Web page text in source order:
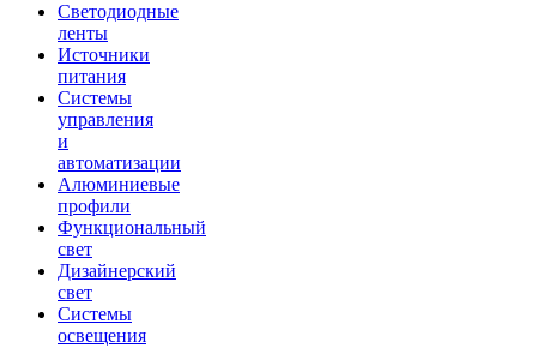
Светодиодные
ленты
Источники
питания
Системы
управления
и
автоматизации
Алюминиевые
профили
Функциональный
свет
Дизайнерский
свет
Системы
освещения